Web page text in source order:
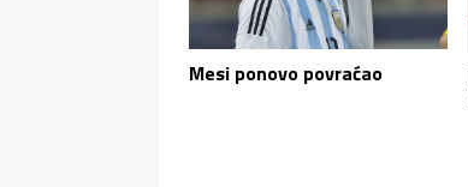
Mesi ponovo povraćao